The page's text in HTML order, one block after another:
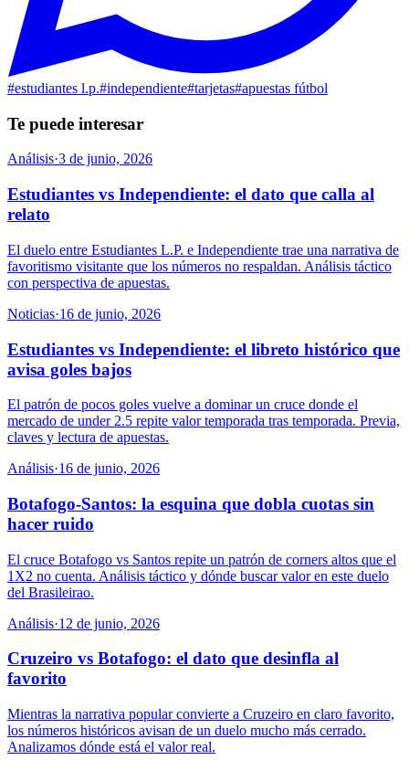
#estudiantes l.p.#independiente#tarjetas#apuestas fútbol
Te puede interesar
Análisis·3 de junio, 2026
Estudiantes vs Independiente: el dato que calla al
relato
El duelo entre Estudiantes L.P. e Independiente trae una narrativa de
favoritismo visitante que los números no respaldan. Análisis táctico
con perspectiva de apuestas.
Noticias·16 de junio, 2026
Estudiantes vs Independiente: el libreto histórico que
avisa goles bajos
El patrón de pocos goles vuelve a dominar un cruce donde el
mercado de under 2.5 repite valor temporada tras temporada. Previa,
claves y lectura de apuestas.
Análisis·16 de junio, 2026
Botafogo-Santos: la esquina que dobla cuotas sin
hacer ruido
El cruce Botafogo vs Santos repite un patrón de corners altos que el
1X2 no cuenta. Análisis táctico y dónde buscar valor en este duelo
del Brasileirao.
Análisis·12 de junio, 2026
Cruzeiro vs Botafogo: el dato que desinfla al
favorito
Mientras la narrativa popular convierte a Cruzeiro en claro favorito,
los números históricos avisan de un duelo mucho más cerrado.
Analizamos dónde está el valor real.